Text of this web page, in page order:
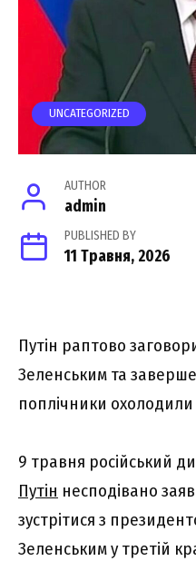
UNCATEGORIZED
AUTHOR
admin
PUBLISHED BY
11 Травня, 2026
Путін раптово
Зеленським та
поплічники охолодили
9 травня російський
Путін несподівано
зустрітися з
Зеленським у третій